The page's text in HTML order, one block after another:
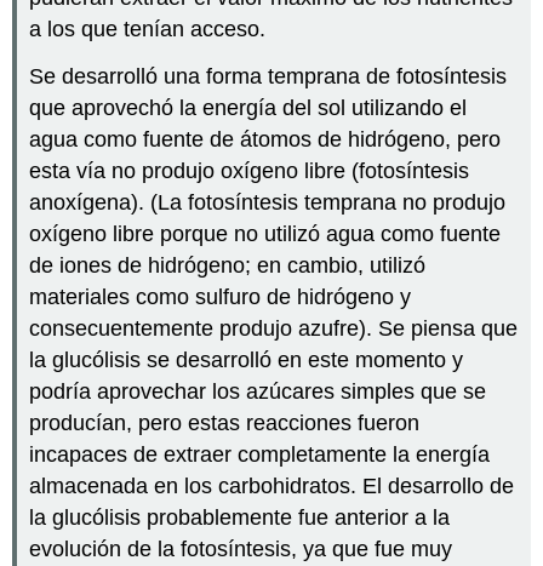
a los que tenían acceso.
Se desarrolló una forma temprana de fotosíntesis
que aprovechó la energía del sol utilizando el
agua como fuente de átomos de hidrógeno, pero
esta vía no produjo oxígeno libre (fotosíntesis
anoxígena). (La fotosíntesis temprana no produjo
oxígeno libre porque no utilizó agua como fuente
de iones de hidrógeno; en cambio, utilizó
materiales como sulfuro de hidrógeno y
consecuentemente produjo azufre). Se piensa que
la glucólisis se desarrolló en este momento y
podría aprovechar los azúcares simples que se
producían, pero estas reacciones fueron
incapaces de extraer completamente la energía
almacenada en los carbohidratos. El desarrollo de
la glucólisis probablemente fue anterior a la
evolución de la fotosíntesis, ya que fue muy